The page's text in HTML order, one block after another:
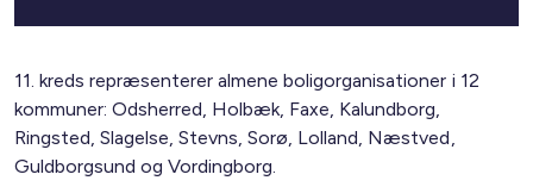
11. kreds repræsenterer almene boligorganisationer i 12
kommuner: Odsherred, Holbæk, Faxe, Kalundborg,
Ringsted, Slagelse, Stevns, Sorø, Lolland, Næstved,
Guldborgsund og Vordingborg.